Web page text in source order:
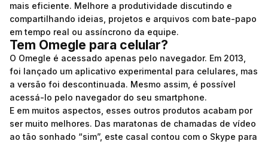
mais eficiente. Melhore a produtividade discutindo e
compartilhando ideias, projetos e arquivos com bate-papo
em tempo real ou assíncrono da equipe.
Tem Omegle para celular?
O Omegle é acessado apenas pelo navegador. Em 2013,
foi lançado um aplicativo experimental para celulares, mas
a versão foi descontinuada. Mesmo assim, é possível
acessá-lo pelo navegador do seu smartphone.
E em muitos aspectos, esses outros produtos acabam por
ser muito melhores. Das maratonas de chamadas de vídeo
ao tão sonhado “sim”, este casal contou com o Skype para